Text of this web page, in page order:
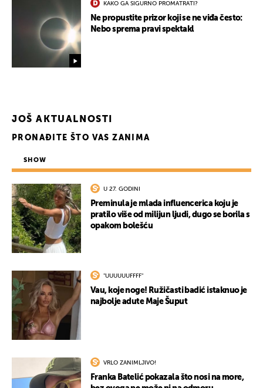
KAKO GA SIGURNO PROMATRATI?
Ne propustite prizor koji se ne viđa često:
Nebo sprema pravi spektakl
JOŠ AKTUALNOSTI
PRONAĐITE ŠTO VAS ZANIMA
SHOW
U 27. GODINI
Preminula je mlada influencerica koju je
pratilo više od milijun ljudi, dugo se borila s
opakom bolešću
"UUUUUUFFFF"
Vau, koje noge! Ružičasti badić istaknuo je
najbolje adute Maje Šuput
VRLO ZANIMLJIVO!
Franka Batelić pokazala što nosi na more,